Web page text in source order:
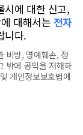
시에 대한 신고,
대해서는 전자
니다.
비방, 명예훼손, 정
밖에 공익을 저해하
개인정보보호법에